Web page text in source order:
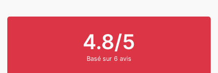
4.8/5
Basé sur 6 avis